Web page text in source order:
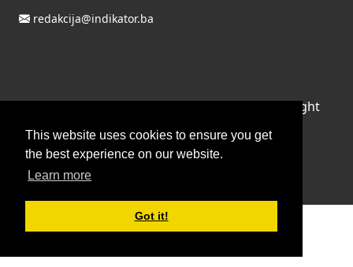
This website uses cookies to ensure you get
the best experience on our website.
Learn more
Got it!
redakcija@indikator.ba
©Copyright 2026 by INDIKATOR d.o.o., All Right
Terms Of Use|Privacy Statement
Powered by THYME SYSTEMS doo